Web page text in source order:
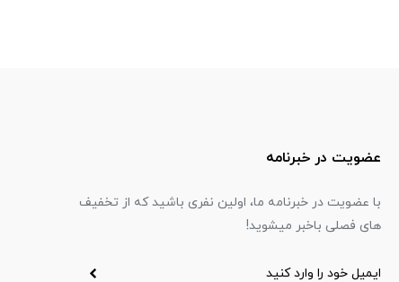
عضویت در خبرنامه
با عضویت در خبرنامه ما، اولین نفری باشید که از تخفیف
های فصلی باخبر میشوید!